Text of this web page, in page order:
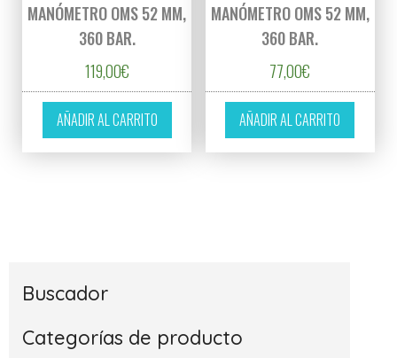
MANÓMETRO OMS 52 MM,
360 BAR.
119,00€
AÑADIR AL CARRITO
MANÓMETRO OMS 52 MM,
360 BAR.
77,00€
AÑADIR AL CARRITO
Buscador
Categorías de producto